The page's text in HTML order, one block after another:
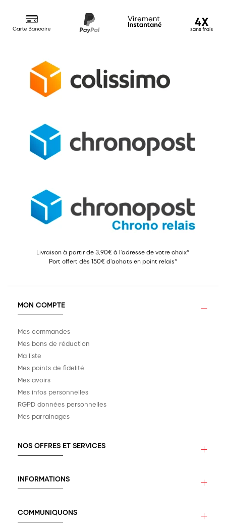
Livraison à partir de 3,90€ à l'adresse de votre choix*
Port offert dès 150€ d'achats en point relais*
MON COMPTE
Mes commandes
Mes bons de réduction
Ma liste
Mes points de fidelité
Mes avoirs
Mes infos personnelles
RGPD données personnelles
Mes parrainages
NOS OFFRES ET SERVICES
INFORMATIONS
COMMUNIQUONS